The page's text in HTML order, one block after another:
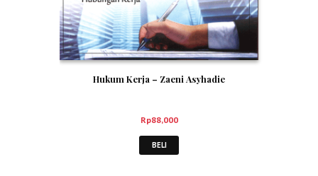
Hukum Kerja – Zaeni Asyhadie
Rp88,000
BELI